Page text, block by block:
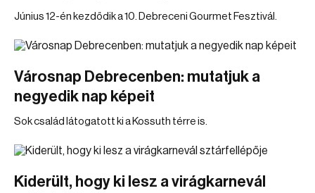
Június 12-én kezdődik a 10. Debreceni Gourmet Fesztivál.
Városnap Debrecenben: mutatjuk a
negyedik nap képeit
Sok család látogatott ki a Kossuth térre is.
Kiderült, hogy ki lesz a virágkarnevál